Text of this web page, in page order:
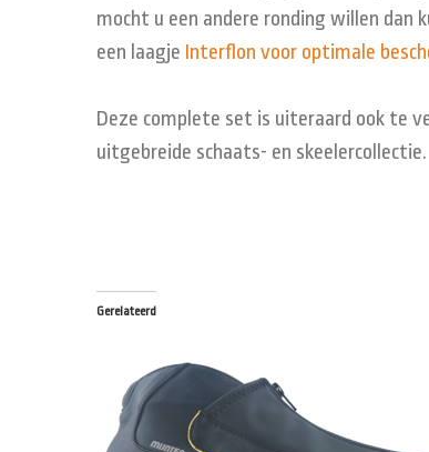
mocht u een andere ronding willen dan
een laagje Interflon voor optimale
Deze complete set is uiteraard ook te
uitgebreide schaats- en skeelercollectie.
Gerelateerd